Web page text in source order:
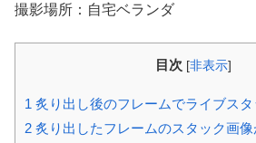
撮影場所：自宅ベランダ
目次 [非表示]
1 炙り出し後のフレームでライブス
2 炙り出したフレームのスタック画像